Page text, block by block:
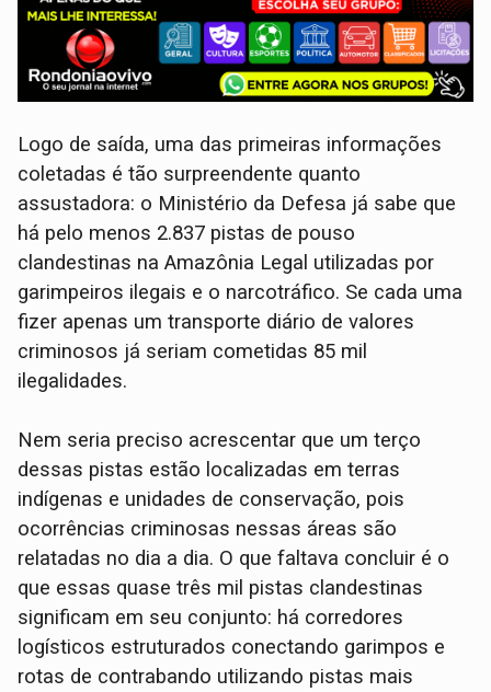
Logo de saída, uma das primeiras informações
coletadas é tão surpreendente quanto
assustadora: o Ministério da Defesa já sabe que
há pelo menos 2.837 pistas de pouso
clandestinas na Amazônia Legal utilizadas por
garimpeiros ilegais e o narcotráfico. Se cada uma
fizer apenas um transporte diário de valores
criminosos já seriam cometidas 85 mil
ilegalidades.
Nem seria preciso acrescentar que um terço
dessas pistas estão localizadas em terras
indígenas e unidades de conservação, pois
ocorrências criminosas nessas áreas são
relatadas no dia a dia. O que faltava concluir é o
que essas quase três mil pistas clandestinas
significam em seu conjunto: há corredores
logísticos estruturados conectando garimpos e
rotas de contrabando utilizando pistas mais